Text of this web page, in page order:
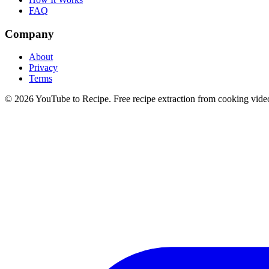
FAQ
Company
About
Privacy
Terms
© 2026YouTube to Recipe. Free recipe extraction from cooking